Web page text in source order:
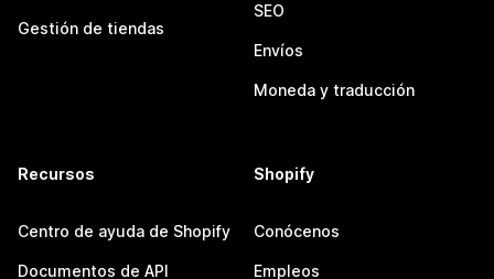
Gestión de tiendas
SEO
Envíos
Moneda y traducción
Recursos
Centro de ayuda de Shopify
Documentos de API
Shopify
Conócenos
Empleos